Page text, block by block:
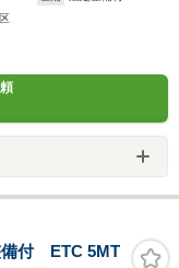
付 ETC 5MT